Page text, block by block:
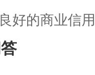
好的商业信